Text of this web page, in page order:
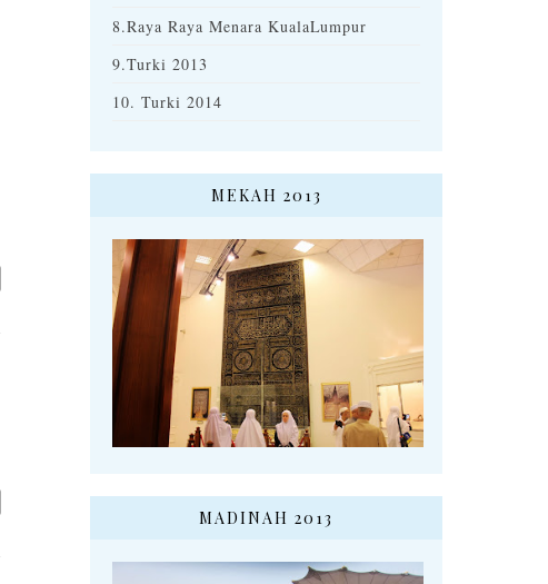
8.Raya Raya Menara KualaLumpur
9.Turki 2013
10. Turki 2014
MEKAH 2013
MADINAH 2013